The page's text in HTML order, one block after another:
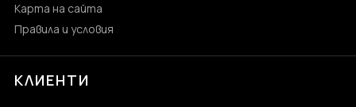
Карта на сайта
Правила и условия
КЛИЕНТИ